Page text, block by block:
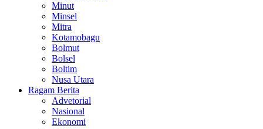
Minut
Minsel
Mitra
Kotamobagu
Bolmut
Bolsel
Boltim
Nusa Utara
Ragam Berita
Advetorial
Nasional
Ekonomi